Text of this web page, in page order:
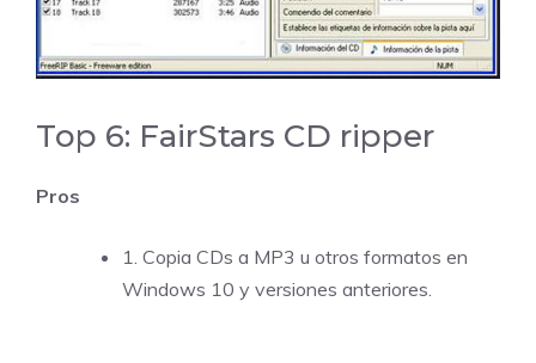
Top 6: FairStars CD ripper
Pros
1. Copia CDs a MP3 u otros formatos en
Windows 10 y versiones anteriores.